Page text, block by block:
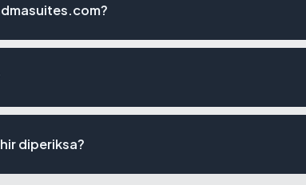
diperiksa?